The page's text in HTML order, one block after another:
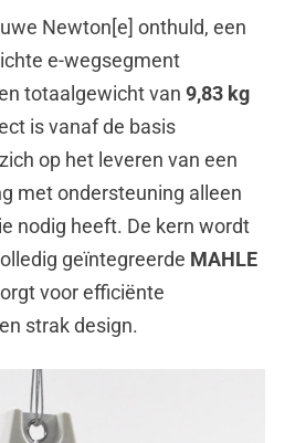
Newton[e] onthuld, een
e-wegsegment
totaalgewicht van 9,83 kg
is vanaf de basis
op het leveren van een
met ondersteuning alleen
nodig heeft. De kern wordt
geïntegreerde MAHLE
voor efficiënte
strak design.